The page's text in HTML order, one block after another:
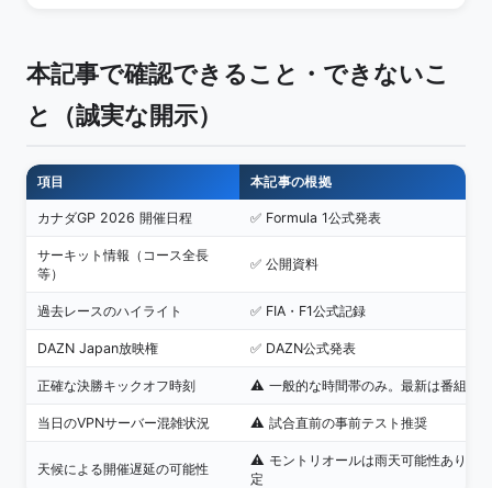
本記事で確認できること・できないこ
と（誠実な開示）
項目 本記事の根拠
カナダGP 2026 開催日程 ✅ Formula 1公式発表
サーキット情報（コース全長
等）
✅ 公開資料
過去レースのハイライト ✅ FIA・F1公式記録
DAZN Japan放映権 ✅ DAZN公式発表
正確な決勝キックオフ時刻 ⚠️ 一般的な時間帯のみ。最新は番組表
当日のVPNサーバー混雑状況 ⚠️ 試合直前の事前テスト推奨
天候による開催遅延の可能性
⚠️ モントリオールは雨天可能性あり、
定